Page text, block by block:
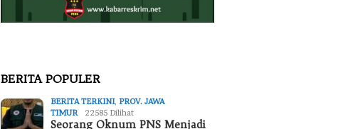
BERITA POPULER
BERITA TERKINI,PROV. JAWA
TIMUR
22585 Dilihat
Seorang Oknum PNS Menjadi